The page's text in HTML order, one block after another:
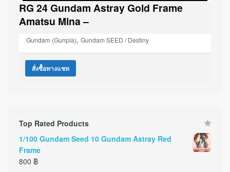
RG 24 Gundam Astray Gold Frame
Amatsu Mina –
Gundam (Gunpla), Gundam SEED / Destiny
สั่งซื้อทางแชท
Top Rated Products
1/100 Gundam Seed 10 Gundam Astray Red
Frame
800 ฿